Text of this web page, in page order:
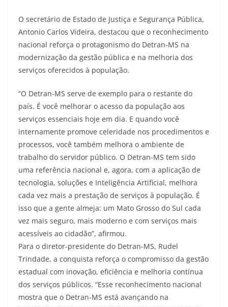
O secretário de Estado de Justiça e Segurança Pública,
Antonio Carlos Videira, destacou que o reconhecimento
nacional reforça o protagonismo do Detran-MS na
modernização da gestão pública e na melhoria dos
serviços oferecidos à população.
“O Detran-MS serve de exemplo para o restante do
país. É você melhorar o acesso da população aos
serviços essenciais hoje em dia. E quando você
internamente promove celeridade nos procedimentos e
processos, você também melhora o ambiente de
trabalho do servidor público. O Detran-MS tem sido
uma referência nacional e, agora, com a aplicação de
tecnologia, soluções e Inteligência Artificial, melhora
cada vez mais a prestação de serviços à população. É
isso que a gente almeja: um Mato Grosso do Sul cada
vez mais seguro, mais moderno e com serviços mais
acessíveis ao cidadão”, afirmou.
Para o diretor-presidente do Detran-MS, Rudel
Trindade, a conquista reforça o compromisso da gestão
estadual com inovação, eficiência e melhoria contínua
dos serviços públicos. “Esse reconhecimento nacional
mostra que o Detran-MS está avançando na